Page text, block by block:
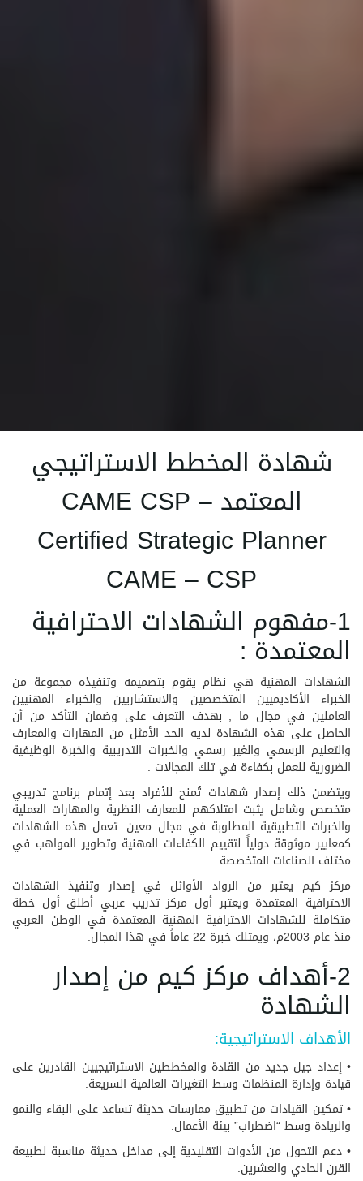
شهادة المخطط الاستراتيجي
المعتمد – CAME CSP
Certified Strategic Planner
CAME – CSP
1-مفهوم الشهادات الاحترافية
المعتمدة :
الشهادات المهنية هي نظام يقوم بتصميمه وتنفيذه مجموعة من
الخبراء الأكاديميين المتخصصين والاستشاريين والخبراء المهنيين
العاملين في مجال ما , بهدف التعرف على وضمان التأكد من أن
الحاصل على هذه الشهادة لديه الحد الأمثل من المهارات والمعارف
والتعليم الرسمي والغير رسمي والخبرات التدريبية والخبرة الوظيفية
الضرورية للعمل بكفاءة في تلك المجالات .
ويتضمن ذلك إصدار شهادات تُمنح للأفراد بعد إتمام برنامج تدريبي
متخصص وشامل يثبت امتلاكهم للمعارف النظرية والمهارات العملية
والخبرات التطبيقية المطلوبة في مجال معين. تعمل هذه الشهادات
كمعايير موثوقة دولياً لتقييم الكفاءات المهنية وتطوير المواهب في
مختلف الصناعات المتخصصة.
مركز كيم يعتبر من الرواد الأوائل في إصدار وتنفيذ الشهادات
الاحترافية المعتمدة ويعتبر أول مركز تدريب عربي أطلق أول خطة
متكاملة للشهادات الاحترافية المهنية المعتمدة في الوطن العربي
منذ عام 2003م، ويمتلك خبرة 22 عاماً في هذا المجال.
2-أهداف مركز كيم من إصدار
الشهادة
الأهداف الاستراتيجية:
• إعداد جيل جديد من القادة والمخططين الاستراتيجيين القادرين على
قيادة وإدارة المنظمات وسط التغيرات العالمية السريعة.
• تمكين القيادات من تطبيق ممارسات حديثة تساعد على البقاء والنمو
والريادة وسط “اضطراب” بيئة الأعمال.
• دعم التحول من الأدوات التقليدية إلى مداخل حديثة مناسبة لطبيعة
القرن الحادي والعشرين.